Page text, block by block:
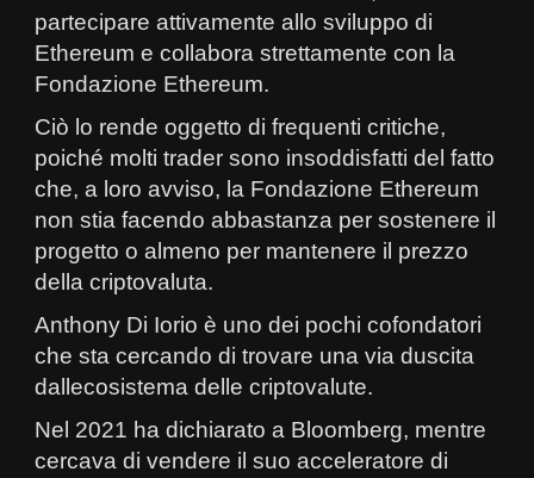
partecipare attivamente allo sviluppo di
Ethereum e collabora strettamente con la
Fondazione Ethereum.
Ciò lo rende oggetto di frequenti critiche,
poiché molti trader sono insoddisfatti del fatto
che, a loro avviso, la Fondazione Ethereum
non stia facendo abbastanza per sostenere il
progetto o almeno per mantenere il prezzo
della criptovaluta.
Anthony Di Iorio è uno dei pochi cofondatori
che sta cercando di trovare una via duscita
dallecosistema delle criptovalute.
Nel 2021 ha dichiarato a Bloomberg, mentre
cercava di vendere il suo acceleratore di